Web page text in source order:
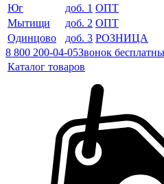
Юг
доб. 1 ОПТ
Мытищи
доб. 2 ОПТ
Одинцово
доб. 3 РОЗНИЦА
8 800 200-04-05Звонок
Каталог товаров